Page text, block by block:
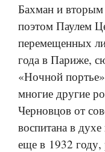
Бахман и
поэтом Паулем
перемещенных
года в Париже,
«Ночной
многие другие
Черновцов от
воспитана в
еще в 1932 году,